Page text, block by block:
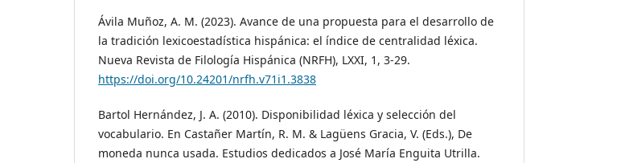
Ávila Muñoz, A. M. (2023). Avance de una propuesta para el desarrollo de
la tradición lexicoestadística hispánica: el índice de centralidad léxica.
Nueva Revista de Filología Hispánica (NRFH), LXXI, 1, 3-29.
https://doi.org/10.24201/nrfh.v71i1.3838
Bartol Hernández, J. A. (2010). Disponibilidad léxica y selección del
vocabulario. En Castañer Martín, R. M. & Lagüens Gracia, V. (Eds.), De
moneda nunca usada. Estudios dedicados a José María Enguita Utrilla.